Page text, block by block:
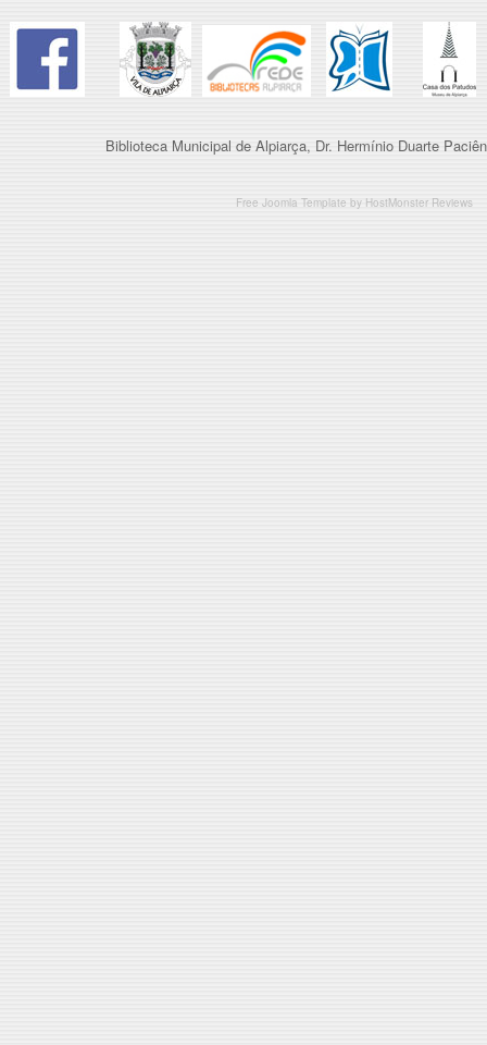
Free Joomla Template by HostMonster Reviews
Biblioteca Municipal de Alpiarça, Dr. Hermínio Duarte